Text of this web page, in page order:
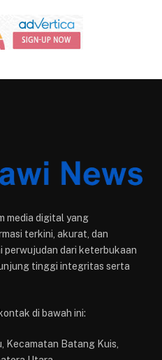
media digital yang
terkini, akurat, dan
perwujudan dari keterbukaan
tinggi integritas serta
di bawah ini:
Kecamatan Batang Kuis,